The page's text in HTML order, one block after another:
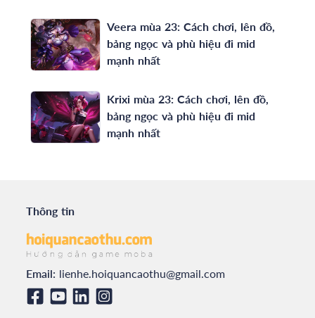
Veera mùa 23: Cách chơi, lên đồ,
bảng ngọc và phù hiệu đi mid
mạnh nhất
Krixi mùa 23: Cách chơi, lên đồ,
bảng ngọc và phù hiệu đi mid
mạnh nhất
Thông tin
Email: lienhe.hoiquancaothu@gmail.com